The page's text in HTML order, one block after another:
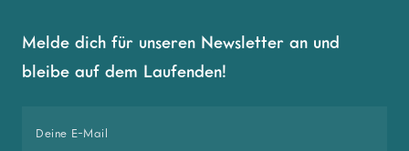
Melde dich für unseren Newsletter an und
bleibe auf dem Laufenden!